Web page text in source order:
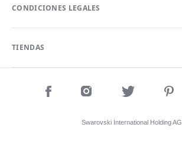
CONDICIONES LEGALES
TIENDAS
Swarovski International Holding AG.